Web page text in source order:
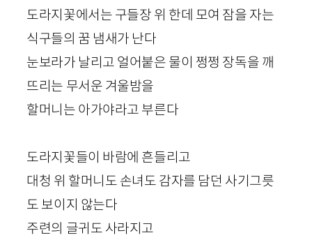
도라지꽃에서는 구들장 위 한데 모여 잠을 자는
식구들의 꿈 냄새가 난다
눈보라가 날리고 얼어붙은 물이 쩡쩡 장독을 깨
뜨리는 무서운 겨울밤을
할머니는 아가야라고 부른다
도라지꽃들이 바람에 흔들리고
대청 위 할머니도 손녀도 감자를 담던 사기그릇
도 보이지 않는다
주련의 글귀도 사라지고